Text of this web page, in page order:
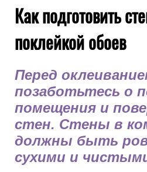
Как подготовить
поклейкой обоев
Перед
позаботьтесь о
помещения и
стен. Стены в
должны быть
сухими и